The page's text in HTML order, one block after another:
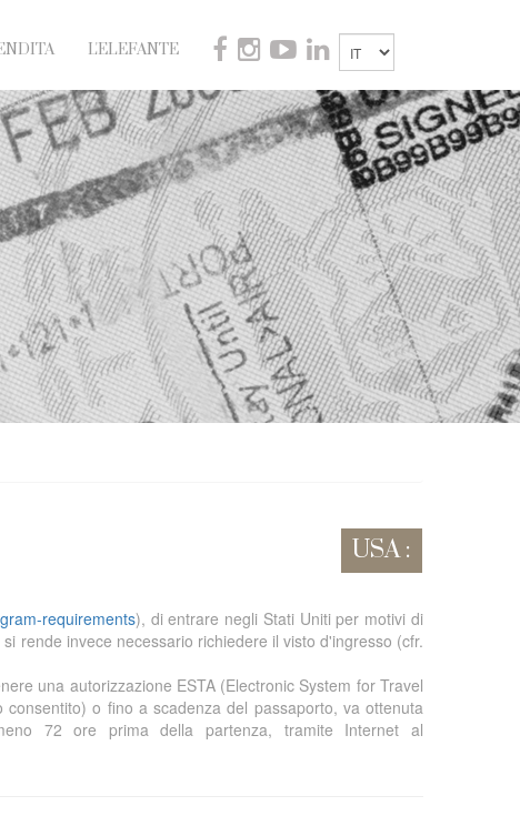
L'ELEFANTE
USA :
requirements), di entrare negli Stati Uniti per motivi di
rende invece necessario richiedere il visto d'ingresso (cfr.
una autorizzazione ESTA (Electronic System for Travel
o fino a scadenza del passaporto, va ottenuta
72 ore prima della partenza, tramite Internet al